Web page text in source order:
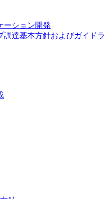
ーション開発
調達基本方針およびガイドラ